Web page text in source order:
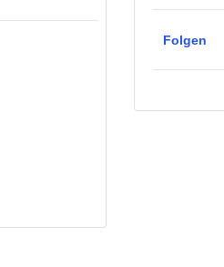
Folgen